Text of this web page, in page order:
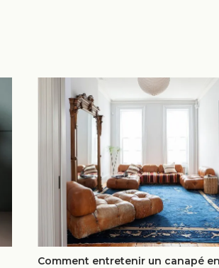
Comment entretenir un canapé